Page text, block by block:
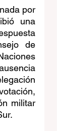
una
de
militar